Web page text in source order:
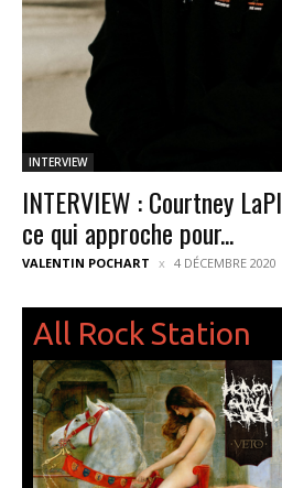
INTERVIEW
INTERVIEW : Courtney
ce qui approche pour...
VALENTIN POCHART 4 DÉCEMBRE 2020